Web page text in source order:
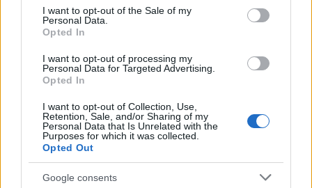
consent section.
I want to opt-out of the Sale of my
Personal Data.
Opted In
I want to opt-out of processing my
Personal Data for Targeted Advertising.
Opted In
I want to opt-out of Collection, Use,
Retention, Sale, and/or Sharing of my
Personal Data that Is Unrelated with the
Purposes for which it was collected.
Opted Out
Google consents
Ajánlott bejegyzések:
Kis magyar LEGO arcképcsarnok (4.):
tévéből jövők
Kis magyar LEGO arcképcsarnok (1.):